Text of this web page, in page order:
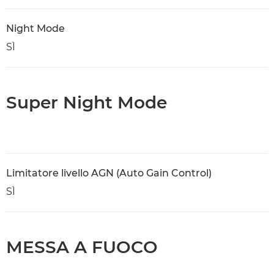
Night Mode
SÌ
Super Night Mode
Limitatore livello AGN (Auto Gain Control)
SÌ
MESSA A FUOCO